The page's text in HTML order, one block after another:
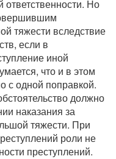
ответственности. Но
тяжести вследствие
если в
иной
что и в этом
с одной поправкой.
должно
наказания за
тяжести. При
роли не
преступлений.